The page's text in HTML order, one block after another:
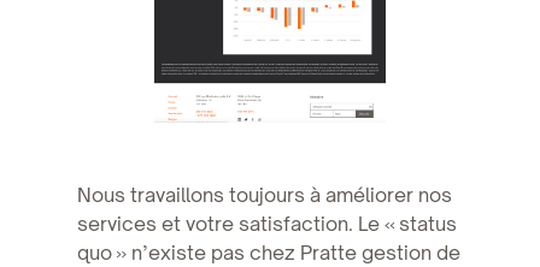
Nous travaillons toujours à améliorer nos
services et votre satisfaction. Le « status
quo » n’existe pas chez Pratte gestion de